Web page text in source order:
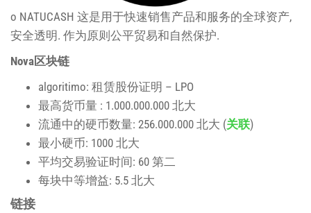
o NATUCASH 这是用于快速销售产品和服务的全球资产,
安全透明. 作为原则公平贸易和自然保护.
Nova区块链
algoritimo: 租赁股份证明 – LPO
最高货币量 : 1.000.000.000 北大
流通中的硬币数量: 256.000.000 北大 (关联)
最小硬币: 1000 北大
平均交易验证时间: 60 第二
每块中等增益: 5.5 北大
链接